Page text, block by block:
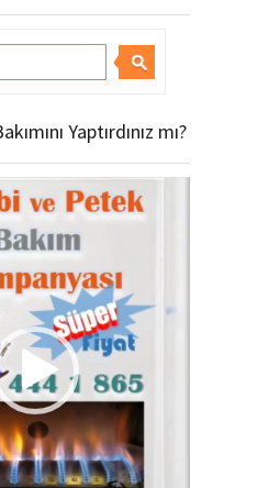
Yaptırdınız mı?